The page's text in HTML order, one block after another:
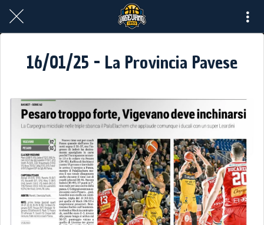
16/01/25 - La Provincia Pavese